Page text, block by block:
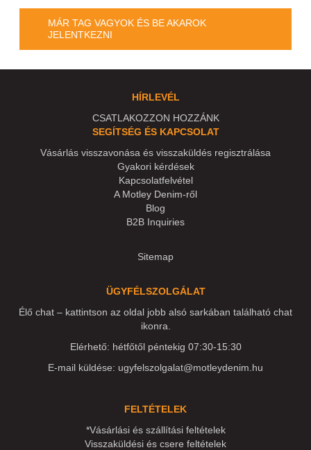
MÁR TAG VAGYOK ÉS BE AKAROK
JELENTKEZNI
HÍRLEVÉL
CSATLAKOZZON HOZZÁNK
SEGÍTSÉG ÉS KAPCSOLAT
Vásárlás visszavonása és visszaküldés regisztrálása
Gyakori kérdések
Kapcsolatfelvétel
A Motley Denim-ről
Blog
B2B Inquiries
Sitemap
ÜGYFÉLSZOLGÁLAT
Élő chat – kattintson az oldal jobb alsó sarkában található chat
ikonra.
Elérhető: hétfőtől péntekig 07:30-15:30
E-mail küldése: ugyfelszolgalat@motleydenim.hu
FELTÉTELEK
*Vásárlási és szállítási feltételek
Visszaküldési és csere feltételek